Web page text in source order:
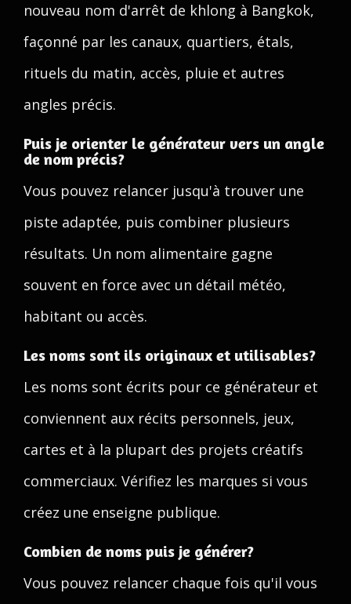
nouveau nom d'arrêt de khlong à Bangkok,
façonné par les canaux, quartiers, étals,
rituels du matin, accès, pluie et autres
angles précis.
Puis je orienter le générateur vers un angle
de nom précis?
Vous pouvez relancer jusqu'à trouver une
piste adaptée, puis combiner plusieurs
résultats. Un nom alimentaire gagne
souvent en force avec un détail météo,
habitant ou accès.
Les noms sont ils originaux et utilisables?
Les noms sont écrits pour ce générateur et
conviennent aux récits personnels, jeux,
cartes et à la plupart des projets créatifs
commerciaux. Vérifiez les marques si vous
créez une enseigne publique.
Combien de noms puis je générer?
Vous pouvez relancer chaque fois qu'il vous